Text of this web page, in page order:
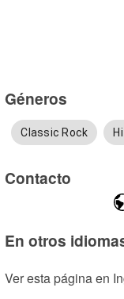
Géneros
Classic Rock
Contacto
En otros
Ver esta página en